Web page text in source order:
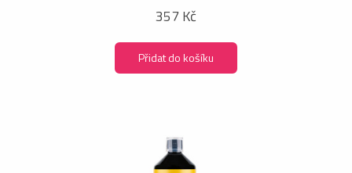
357 Kč
Přidat do košíku